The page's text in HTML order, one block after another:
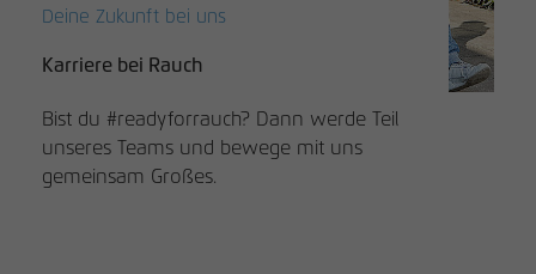
Deine Zukunft bei uns
Karriere bei Rauch
Bist du #readyforrauch? Dann werde Teil
unseres Teams und bewege mit uns
gemeinsam Großes.